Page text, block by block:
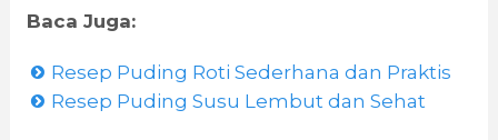
Baca Juga:
Resep Puding Roti Sederhana dan Praktis
Resep Puding Susu Lembut dan Sehat